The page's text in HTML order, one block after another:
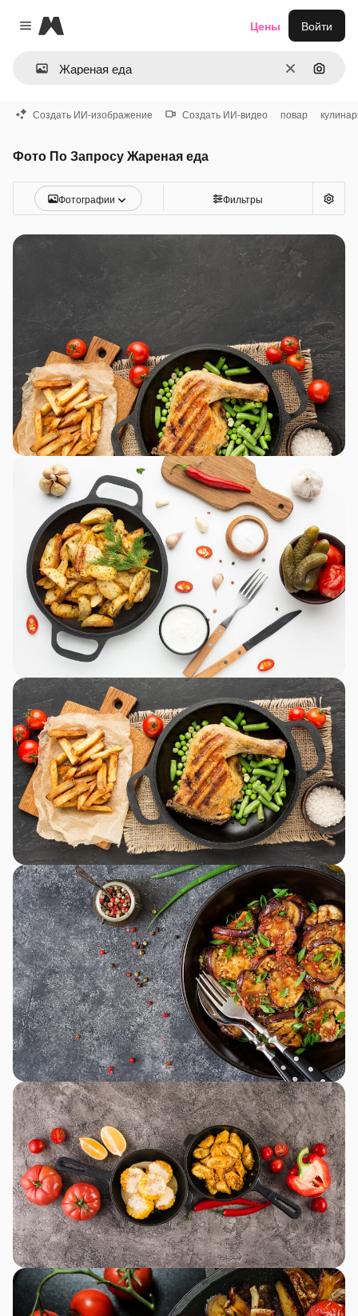
Close menu
Magnific
ОчиститьПоиск
Цены Войти
Создать ИИ-изображение Создать ИИ-видео повар
Фото По Запросу Жареная еда
Фотографии Фильтры